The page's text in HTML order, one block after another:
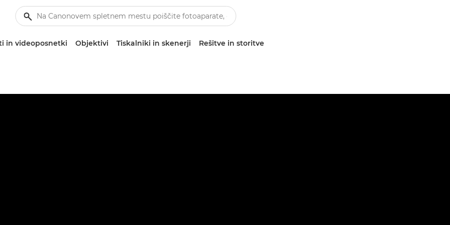
in videoposnetki Objektivi Tiskalniki in skenerji Rešitve in storitve